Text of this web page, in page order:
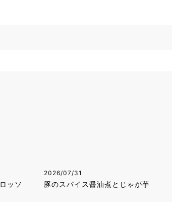
ッソ
2026/07/31
豚のスパイス醤油煮とじゃが芋